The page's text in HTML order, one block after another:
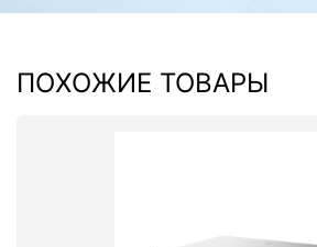
ПОХОЖИЕ ТОВАРЫ